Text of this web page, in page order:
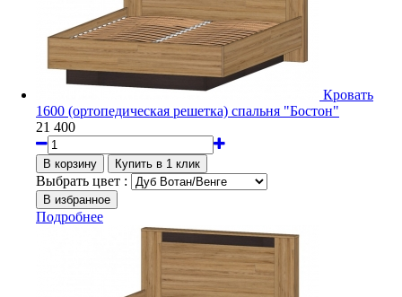
Кровать
1600 (ортопедическая решетка) спальня "Бостон"
21 400
Выбрать цвет :
Подробнее